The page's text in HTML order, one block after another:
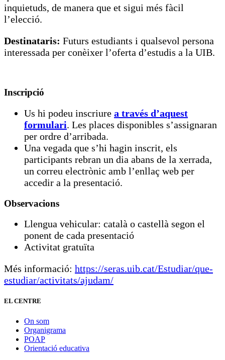
inquietuds, de manera que et sigui més fàcil
l’elecció.
Destinataris: Futurs estudiants i qualsevol persona
interessada per conèixer l’oferta d’estudis a la UIB.
Inscripció
Us hi podeu inscriure a través d’aquest
formulari. Les places disponibles s’assignaran
per ordre d’arribada.
Una vegada que s’hi hagin inscrit, els
participants rebran un dia abans de la xerrada,
un correu electrònic amb l’enllaç web per
accedir a la presentació.
Observacions
Llengua vehicular: català o castellà segon el
ponent de cada presentació
Activitat gratuïta
Més informació: https://seras.uib.cat/Estudiar/que-
estudiar/activitats/ajudam/
EL CENTRE
On som
Organigrama
POAP
Orientació educativa